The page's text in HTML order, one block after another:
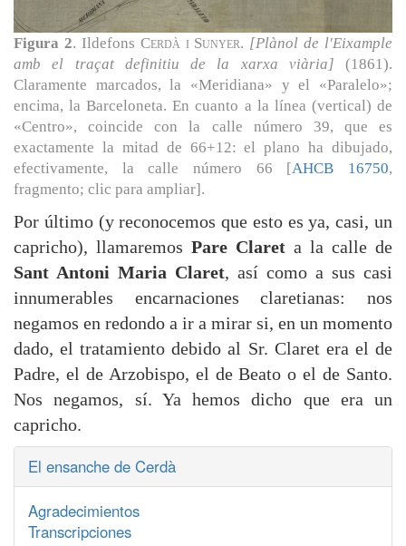
Figura 2. Ildefons Cerdà i Sunyer. [Plànol de l'Eixample
amb el traçat definitiu de la xarxa viària] (1861).
Claramente marcados, la «Meridiana» y el «Paralelo»;
encima, la Barceloneta. En cuanto a la línea (vertical) de
«Centro», coincide con la calle número 39, que es
exactamente la mitad de 66+12: el plano ha dibujado,
efectivamente, la calle número 66 [AHCB 16750,
fragmento; clic para ampliar].
Por último (y reconocemos que esto es ya, casi, un
capricho), llamaremos Pare Claret a la calle de
Sant Antoni Maria Claret, así como a sus casi
innumerables encarnaciones claretianas: nos
negamos en redondo a ir a mirar si, en un momento
dado, el tratamiento debido al Sr. Claret era el de
Padre, el de Arzobispo, el de Beato o el de Santo.
Nos negamos, sí. Ya hemos dicho que era un
capricho.
El ensanche de Cerdà
Agradecimientos
Transcripciones